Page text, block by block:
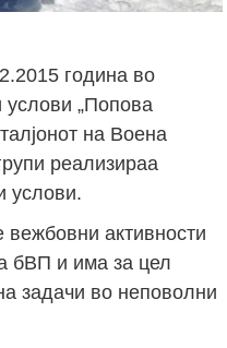
година во
услови „Попова
на Воена
реализираа
услови.
активности
бВП и има за цел
задачи во неповолни